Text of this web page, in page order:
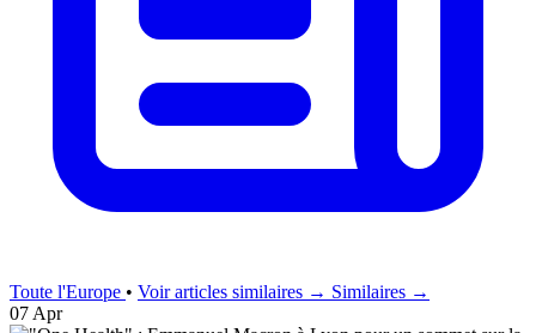
Toute l'Europe • Voir articles similaires → Similaires →
07 Apr